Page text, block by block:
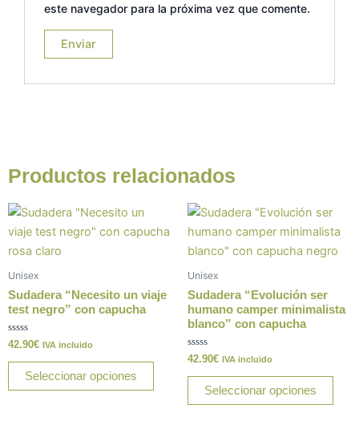
este navegador para la próxima vez que comente.
Productos relacionados
Unisex
Sudadera “Necesito un viaje
test negro” con capucha
Valorado
con
0
42.90€ IVA incluido
Seleccionar opciones
producto
múltiples
variantes.
opciones
pueden
Unisex
Sudadera “Evolución ser
humano camper minimalista
blanco” con capucha
Valorado
con
0
42.90€ IVA incluido
Seleccionar opciones
tiene
Las
en